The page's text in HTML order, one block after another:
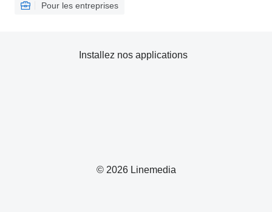
Pour les entreprises
© 2026 Linemedia
Installez nos applications